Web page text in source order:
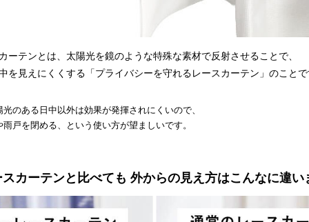
ーテンとは、太陽光を鏡のような特殊な素材で反射させることで、
を見えにくくする「プライバシーを守れるレースカーテン」のこと
のある日中以外は効果が発揮されにくいので、
戸を閉める、という使い方が望ましいです。
カーテンと比べても 外からの見え方はこんなに違い